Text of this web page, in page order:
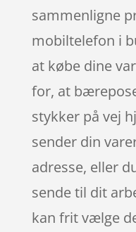
sammenligne
mobiltelefon i
at købe dine
for, at
stykker på vej
sender din
adresse, eller
sende til dit
kan frit vælge